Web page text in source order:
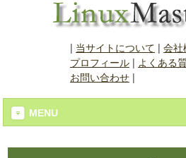
| 当サイトについて | 会社
プロフィール| よくある
お問い合わせ|
MENU